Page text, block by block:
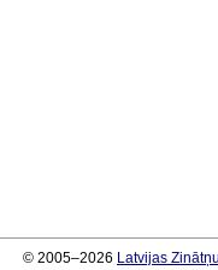
© 2005–2026 Latvijas